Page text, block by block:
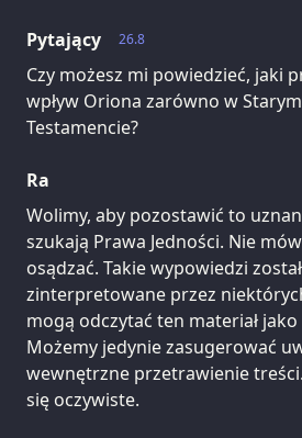
26.8
Pytający
Czy możesz mi powiedzieć, jaki
wpływ Oriona zarówno w
Testamencie?
Ra
Wolimy, aby pozostawić to
szukają Prawa Jedności. Nie
osądzać. Takie wypowiedzi
zinterpretowane przez
mogą odczytać ten materiał jako
Możemy jedynie zasugerować
wewnętrzne przetrawienie
się oczywiste.